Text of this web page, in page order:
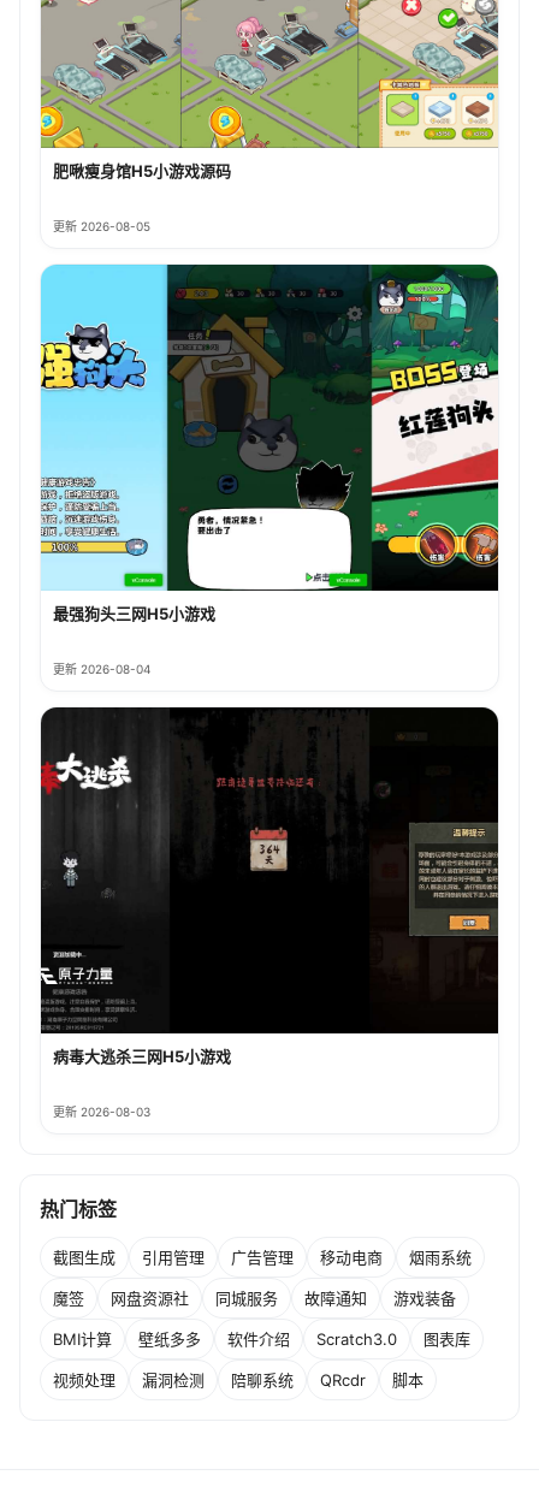
肥啾瘦身馆H5小游戏源码
更新 2026-08-05
最强狗头三网H5小游戏
更新 2026-08-04
病毒大逃杀三网H5小游戏
更新 2026-08-03
热门标签
截图生成 引用管理 广告管理 移动电商 烟雨系统
魔签 网盘资源社 同城服务 故障通知 游戏装备
BMI计算 壁纸多多 软件介绍 Scratch3.0 图表库
视频处理 漏洞检测 陪聊系统 QRcdr 脚本